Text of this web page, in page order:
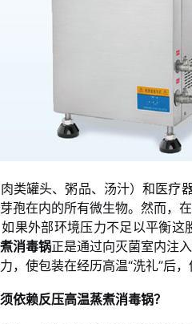
类罐头、粥品、汤汁）和医
孢在内的所有微生物。然而，
果外部环境压力不足以平衡
消毒锅正是通过向灭菌室内注
，使包装在经历高温“洗礼”后
依赖反压高温蒸煮消毒锅？